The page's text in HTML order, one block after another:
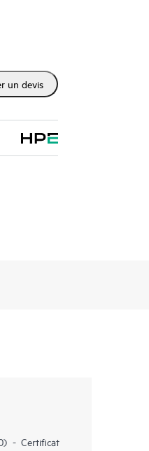
0:55
un devis
- Certificat